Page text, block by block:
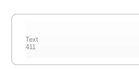
Text
411